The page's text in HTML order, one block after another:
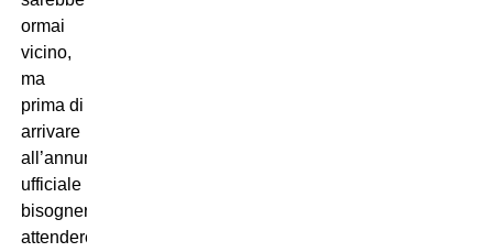
ormai
vicino,
ma
prima di
arrivare
all’annuncio
ufficiale
bisognerà
attendere